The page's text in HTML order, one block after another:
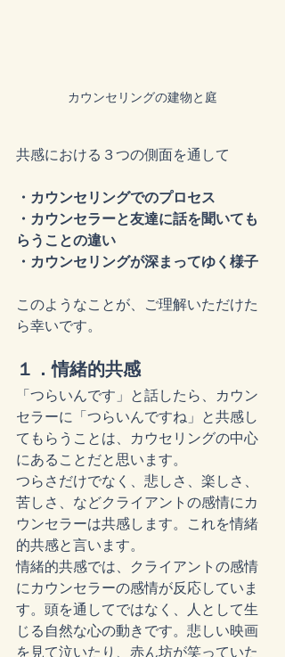
カウンセリングの建物と庭
共感における３つの側面を通して
・カウンセリングでのプロセス
・カウンセラーと友達に話を聞いても
らうことの違い
・カウンセリングが深まってゆく様子
このようなことが、ご理解いただけた
ら幸いです。
１．情緒的共感
「つらいんです」と話したら、カウン
セラーに「つらいんですね」と共感し
てもらうことは、カウセリングの中心
にあることだと思います。
つらさだけでなく、悲しさ、楽しさ、
苦しさ、などクライアントの感情にカ
ウンセラーは共感します。これを情緒
的共感と言います。
情緒的共感では、クライアントの感情
にカウンセラーの感情が反応していま
す。頭を通してではなく、人として生
じる自然な心の動きです。悲しい映画
を見て泣いたり、赤ん坊が笑っていた